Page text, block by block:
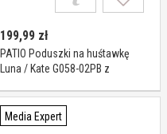
199,99 zł
PATIO Poduszki na huśtawkę
Luna / Kate G058-02PB z
Media Expert